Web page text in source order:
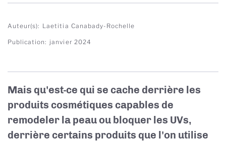
Auteur(s) Laetitia Canabady-Rochelle
Publication janvier 2024
Mais qu'est-ce qui se cache derrière les
produits cosmétiques capables de
remodeler la peau ou bloquer les UVs,
derrière certains produits que l'on utilise